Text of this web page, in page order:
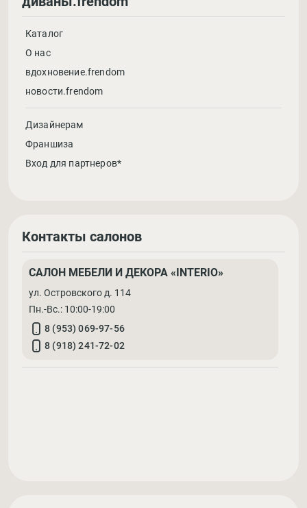
Каталог
О нас
вдохновение.frendom
новости.frendom
Дизайнерам
Франшиза
Вход для партнеров*
Контакты салонов
САЛОН МЕБЕЛИ И ДЕКОРА «INTERIO»
ул. Островского д. 114
Пн.-Вс.: 10:00-19:00
8 (953) 069-97-56
8 (918) 241-72-02